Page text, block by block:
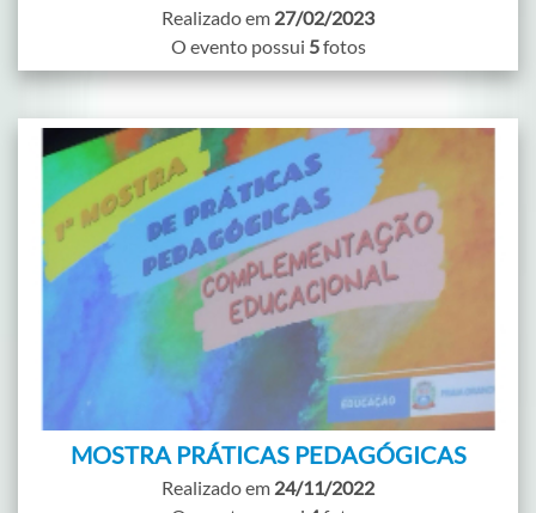
Realizado em 27/02/2023
O evento possui 5fotos
MOSTRA PRÁTICAS PEDAGÓGICAS
Realizado em 24/11/2022